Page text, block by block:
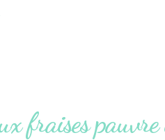
fraises